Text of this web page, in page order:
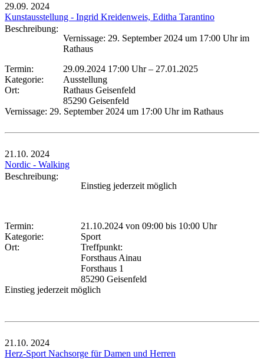
29.09. 2024
Kunstausstellung - Ingrid Kreidenweis, Editha Tarantino
Beschreibung:
Vernissage: 29. September 2024 um 17:00 Uhr im
Rathaus
Termin:
29.09.2024 17:00 Uhr– 27.01.2025
Kategorie:
Ausstellung
Ort:
Rathaus Geisenfeld
85290 Geisenfeld
Vernissage: 29. September 2024 um 17:00 Uhr im Rathaus
21.10. 2024
Nordic - Walking
Beschreibung:
Einstieg jederzeit möglich
Termin: 21.10.2024 von 09:00 bis 10:00 Uhr
Kategorie:
Sport
Ort:
Treffpunkt:
Forsthaus Ainau
Forsthaus 1
85290 Geisenfeld
Einstieg jederzeit möglich
21.10. 2024
Herz-Sport Nachsorge für Damen und Herren